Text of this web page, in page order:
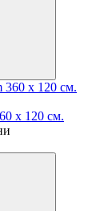
x 120 см.